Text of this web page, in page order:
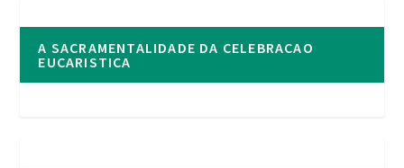
A SACRAMENTALIDADE DA CELEBRACAO
EUCARISTICA